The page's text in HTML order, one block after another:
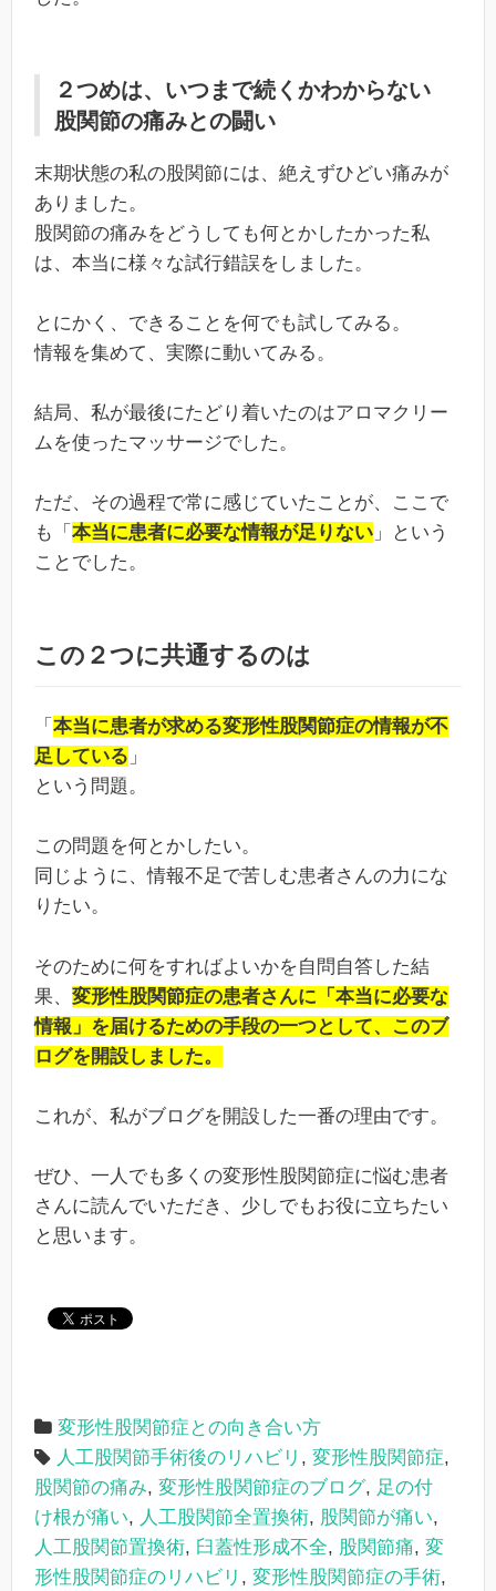
２つめは、いつまで続くかわからない
股関節の痛みとの闘い
末期状態の私の股関節には、絶えずひどい痛みが
ありました。
股関節の痛みをどうしても何とかしたかった私
は、本当に様々な試行錯誤をしました。
とにかく、できることを何でも試してみる。
情報を集めて、実際に動いてみる。
結局、私が最後にたどり着いたのはアロマクリー
ムを使ったマッサージでした。
ただ、その過程で常に感じていたことが、ここで
も「 本当に患者に必要な情報が足りない 」という
ことでした。
この２つに共通するのは
「 本当に患者が求める変形性股関節症の情報が不
足している 」
という問題。
この問題を何とかしたい。
同じように、情報不足で苦しむ患者さんの力にな
りたい。
そのために何をすればよいかを自問自答した結
果、 変形性股関節症の患者さんに「本当に必要な
情報」を届けるための手段の一つとして、このブ
ログを開設しました。
これが、私がブログを開設した一番の理由です。
ぜひ、一人でも多くの変形性股関節症に悩む患者
さんに読んでいただき、少しでもお役に立ちたい
と思います。
変形性股関節症との向き合い方
人工股関節手術後のリハビリ , 変形性股関節症,
股関節の痛み, 変形性股関節症のブログ, 足の付
け根が痛い, 人工股関節全置換術, 股関節が痛い,
人工股関節置換術, 臼蓋性形成不全, 股関節痛, 変
形性股関節症のリハビリ , 変形性股関節症の手術,